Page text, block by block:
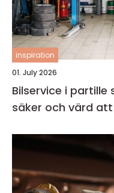
inspiration
01. July 2026
Bilservice i partille så håller du bilen trygg,
säker och värd